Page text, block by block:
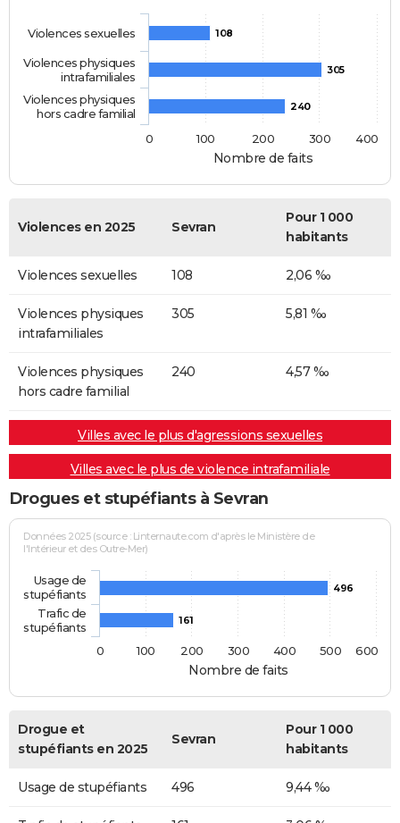
Nombre de faits
108
305
240
Violences sexuelles
Violences physiques
intrafamiliales
Violences physiques
hors cadre familial
0
100 200 300 400
Violences en 2025 Sevran
Pour 1 000
habitants
Violences sexuelles 108 2,06 ‰
Violences physiques
intrafamiliales
305 5,81 ‰
Violences physiques
hors cadre familial
240 4,57 ‰
Villes avec le plus d'agressions sexuelles
Villes avec le plus de violence intrafamiliale
Drogues et stupéfiants à Sevran
Nombre de faits
Données 2025 (source : Linternaute.com d'après le Ministère de
l'Intérieur et des Outre-Mer)
496
161
Usage de
stupéfiants
Trafic de
stupéfiants
0
100 200 300 400 500 600
Drogue et
stupéfiants en 2025
Sevran
Pour 1 000
habitants
Usage de stupéfiants 496 9,44 ‰